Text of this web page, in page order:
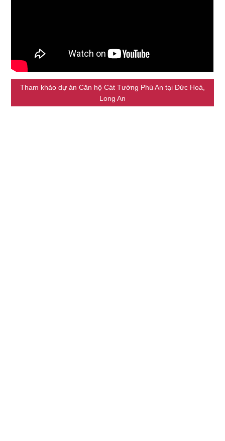
Tham khảo dự án Căn hộ Cát Tường Phú An tại Đức Hoà,
Long An